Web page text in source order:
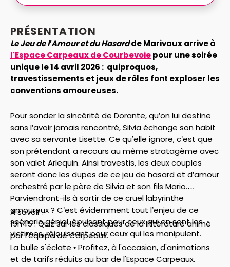
PRÉSENTATION
Le Jeu de l’Amour et du Hasardde Marivaux arrive à
l’Espace Carpeaux de Courbevoiepour une soirée
unique le 14 avril 2026 : quiproquos,
travestissements et jeux de rôles font exploser les
conventions amoureuses.
Pour sonder la sincérité de Dorante, qu’on lui destine
sans l’avoir jamais rencontré, Silvia échange son habit
avec sa servante Lisette. Ce qu’elle ignore, c’est que
son prétendant a recours au même stratagème avec
son valet Arlequin. Ainsi travestis, les deux couples
seront donc les dupes de ce jeu de hasard et d’amour
orchestré par le père de Silvia et son fils Mario.
Parviendront-ils à sortir de ce cruel labyrinthe
amoureux ? C’est évidemment tout l’enjeu de ce
scénario génial, épuisant pour ceux qui en sont les
victimes, réjouissant pour ceux qui les manipulent.
A savoir :
19h45 : Quiz sur les classiques de la littérature animé
par l’équipe de Carpeaux.
La bulle s'éclate • Profitez, à l'occasion, d'animations
et de tarifs réduits au bar de l'Espace Carpeaux.